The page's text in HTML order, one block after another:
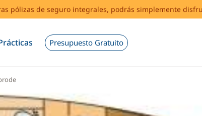
pólizas de seguro integrales, podrás simplemente
Presupuesto Gratuito